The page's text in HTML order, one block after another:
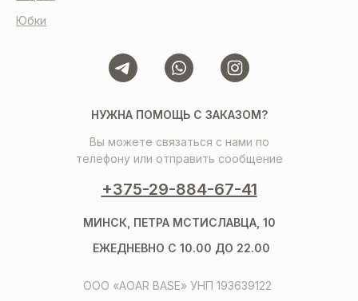
НУЖНА ПОМОЩЬ С ЗАКАЗОМ?
Вы можете связаться с нами по
телефону или отправить сообщение
+375-29-884-67-41
ООО «AOAR BASE» УНП 193639122
МИНСК, ПЕТРА МСТИСЛАВЦА, 10
ЕЖЕДНЕВНО С 10.00 ДО 22.00
Юбки